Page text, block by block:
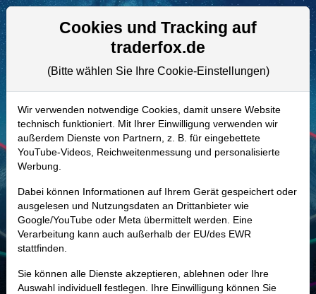
Aktien- und Artikelsuche
A0J4J3 | KALU–Kaiser Aluminum
Aktie
Realtime-Aktienkurs:
- - -
-
Marktkapitalisierung 2,79 Mrd. USD
Unternehmenswert
Umsatz 3,37 Mrd. USD
Cookies und Tracking auf
traderfox.de
(Bitte wählen Sie Ihre Cookie-Einstellungen)
Wir verwenden notwendige Cookies, damit unsere Website
technisch funktioniert. Mit Ihrer Einwilligung verwenden wir
außerdem Dienste von Partnern, z. B. für eingebettete
YouTube-Videos, Reichweitenmessung und personalisierte
Werbung.
Dabei können Informationen auf Ihrem Gerät gespeichert oder
ausgelesen und Nutzungsdaten an Drittanbieter wie
Google/YouTube oder Meta übermittelt werden. Eine
Verarbeitung kann auch außerhalb der EU/des EWR
stattfinden.
Sie können alle Dienste akzeptieren, ablehnen oder Ihre
Auswahl individuell festlegen. Ihre Einwilligung können Sie